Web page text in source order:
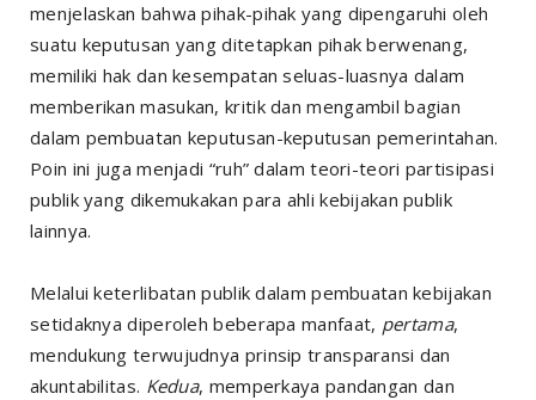
menjelaskan bahwa pihak-pihak yang dipengaruhi oleh
suatu keputusan yang ditetapkan pihak berwenang,
memiliki hak dan kesempatan seluas-luasnya dalam
memberikan masukan, kritik dan mengambil bagian
dalam pembuatan keputusan-keputusan pemerintahan.
Poin ini juga menjadi “ruh” dalam teori-teori partisipasi
publik yang dikemukakan para ahli kebijakan publik
lainnya.
Melalui keterlibatan publik dalam pembuatan kebijakan
setidaknya diperoleh beberapa manfaat, pertama,
mendukung terwujudnya prinsip transparansi dan
akuntabilitas. Kedua, memperkaya pandangan dan